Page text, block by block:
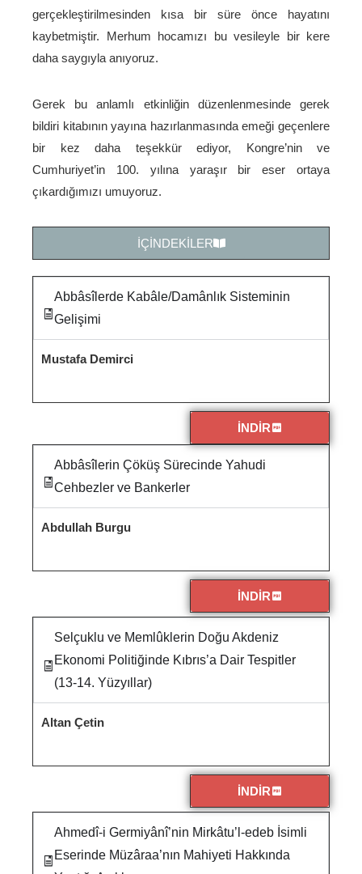
gerçekleştirilmesinden kısa bir süre önce hayatını
kaybetmiştir. Merhum hocamızı bu vesileyle bir kere
daha saygıyla anıyoruz.
Gerek bu anlamlı etkinliğin düzenlenmesinde gerek
bildiri kitabının yayına hazırlanmasında emeği geçenlere
bir kez daha teşekkür ediyor, Kongre’nin ve
Cumhuriyet’in 100. yılına yaraşır bir eser ortaya
çıkardığımızı umuyoruz.
İÇİNDEKİLER
Abbâsîlerde Kabâle/Damânlık Sisteminin
Gelişimi
Mustafa Demirci
İNDİR
Abbâsîlerin Çöküş Sürecinde Yahudi
Cehbezler ve Bankerler
Abdullah Burgu
İNDİR
Selçuklu ve Memlûklerin Doğu Akdeniz
Ekonomi Politiğinde Kıbrıs’a Dair Tespitler
(13-14. Yüzyıllar)
Altan Çetin
İNDİR
Ahmedî-i Germiyânî’nin Mirkâtu’l-edeb İsimli
Eserinde Müzâraa’nın Mahiyeti Hakkında